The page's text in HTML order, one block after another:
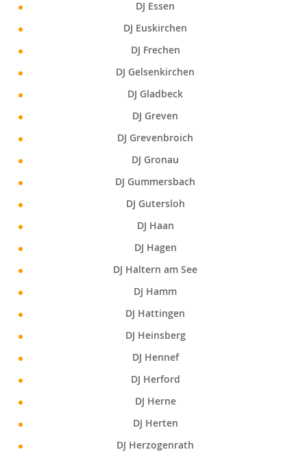
DJ Essen
DJ Euskirchen
DJ Frechen
DJ Gelsenkirchen
DJ Gladbeck
DJ Greven
DJ Grevenbroich
DJ Gronau
DJ Gummersbach
DJ Gutersloh
DJ Haan
DJ Hagen
DJ Haltern am See
DJ Hamm
DJ Hattingen
DJ Heinsberg
DJ Hennef
DJ Herford
DJ Herne
DJ Herten
DJ Herzogenrath